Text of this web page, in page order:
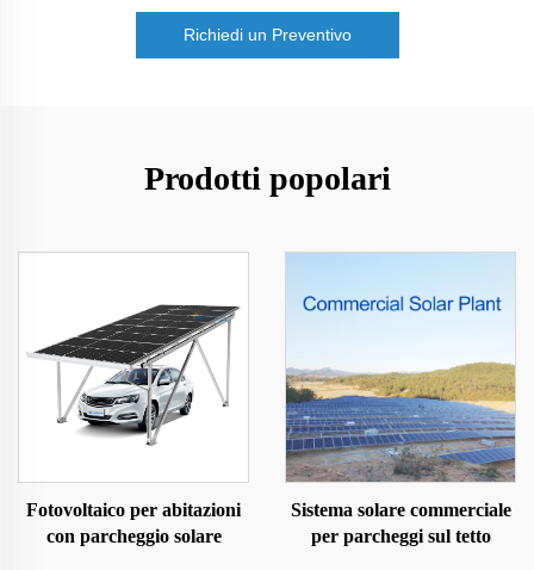
Richiedi un Preventivo
Prodotti popolari
Fotovoltaico per abitazioni
con parcheggio solare
Sistema solare commerciale
per parcheggi sul tetto